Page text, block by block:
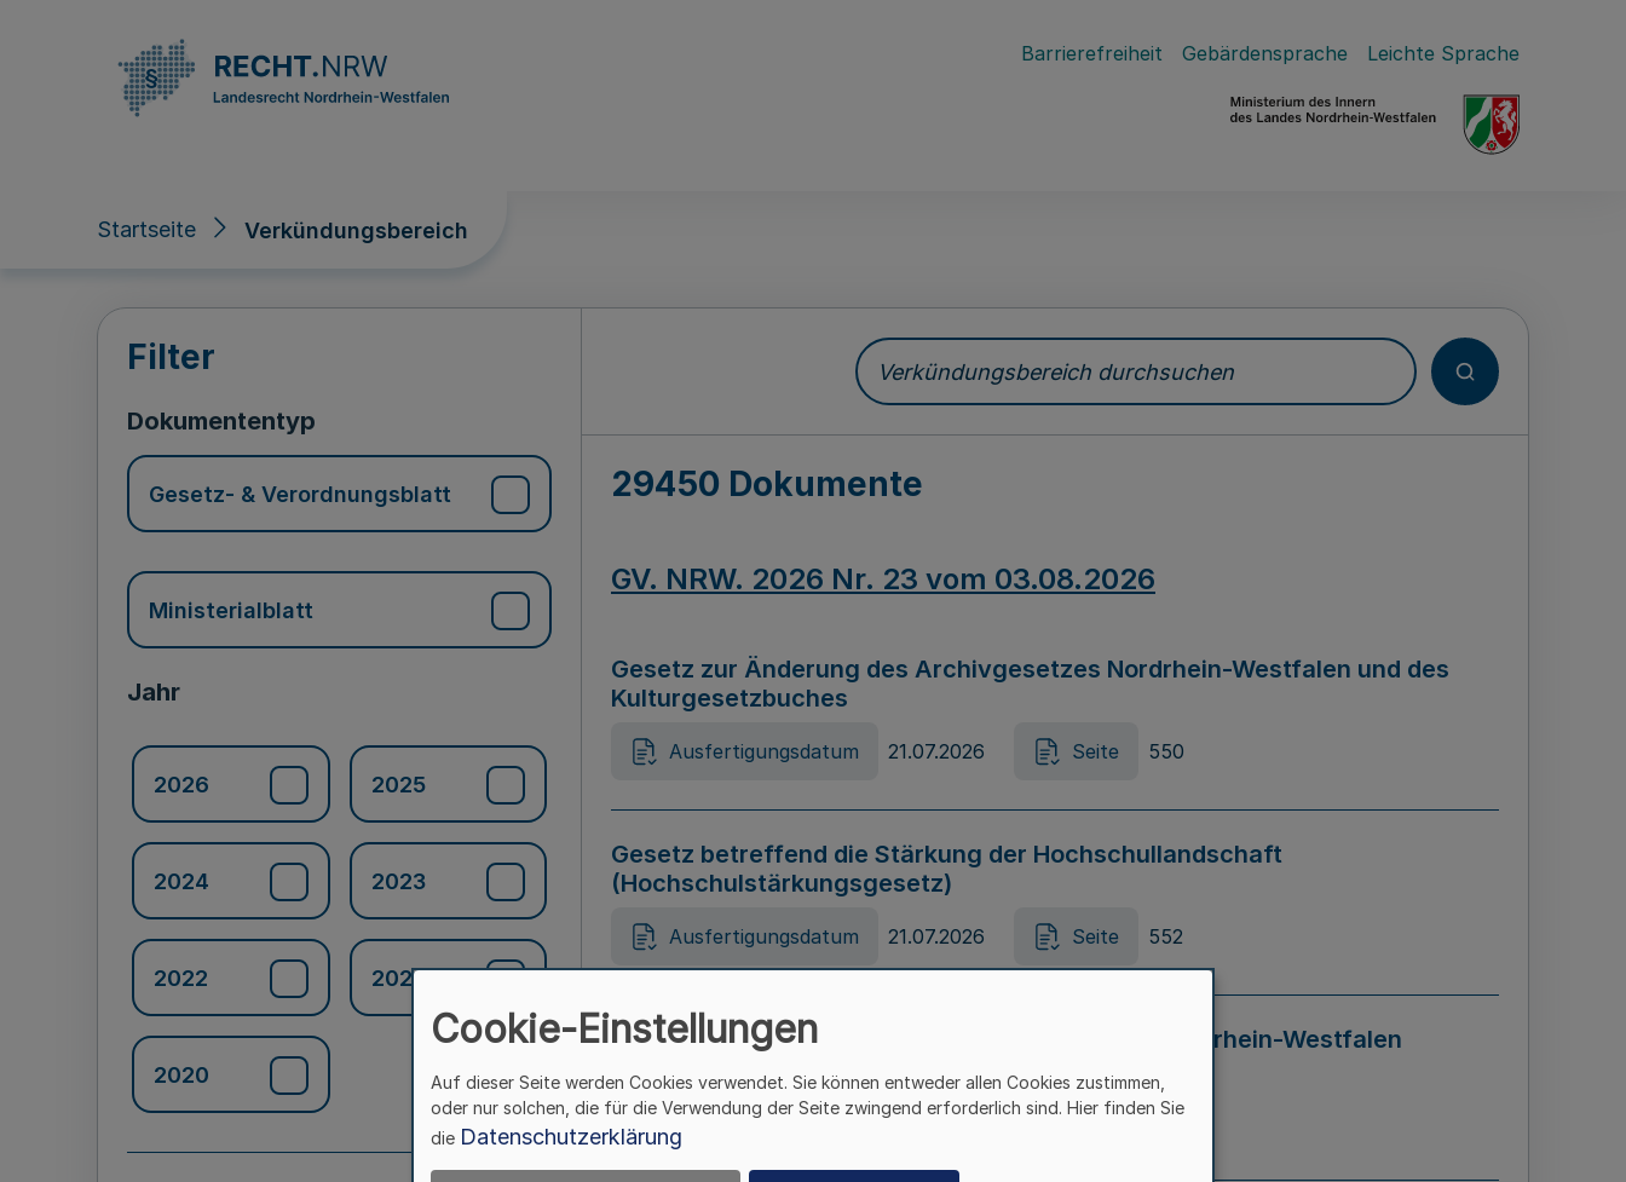
Barrierefreiheit Gebärdensprache Leichte Sprache
Startseite Verkündungsbereich
Verkündungsbereich
Filter
Dokumententyp
Gesetz- & Verordnungsblatt
Ministerialblatt
Jahr
2026 2025
2024 2023
2022 2021
2020
Verkündungsbereich durchsuchen
29450 Dokumente
GV. NRW. 2026 Nr. 23 vom 03.08.2026
Gesetz zur Änderung des Archivgesetzes Nordrhein-Westfalen und des
Kulturgesetzbuches
Ausfertigungsdatum 21.07.2026 Seite 550
Gesetz betreffend die Stärkung der Hochschullandschaft
(Hochschulstärkungsgesetz)
Ausfertigungsdatum 21.07.2026 Seite 552
Gesetz zur Vermeidung von Diskriminierung in Nordrhein-Westfalen
(Landesantidiskriminierungsgesetz – LADG NRW)
Ausfertigungsdatum 21.07.2026 Seite 595
Cookie-Einstellungen
Auf dieser Seite werden Cookies verwendet. Sie können entweder allen Cookies zustimmen,
oder nur solchen, die für die Verwendung der Seite zwingend erforderlich sind. Hier finden Sie
die Datenschutzerklärung